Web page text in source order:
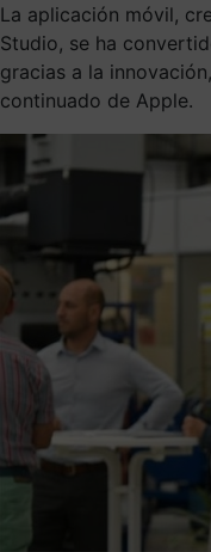
La aplicación móvil,
Studio, se ha
gracias a la
continuado de Apple.